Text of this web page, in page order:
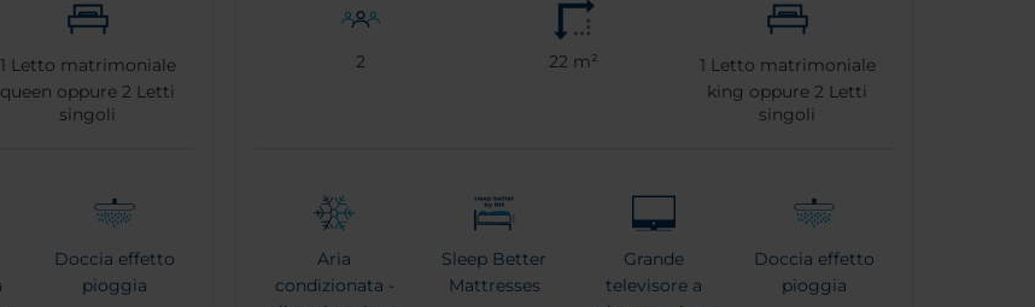
1 Letto matrimoniale
queen oppure2 Letti
singoli
Doccia effetto
pioggia
2 22 m² 1 Letto matrimoniale
king oppure2 Letti
singoli
Aria
condizionata -
Sleep Better
Mattresses
Grande
televisore a
Doccia effetto
pioggia